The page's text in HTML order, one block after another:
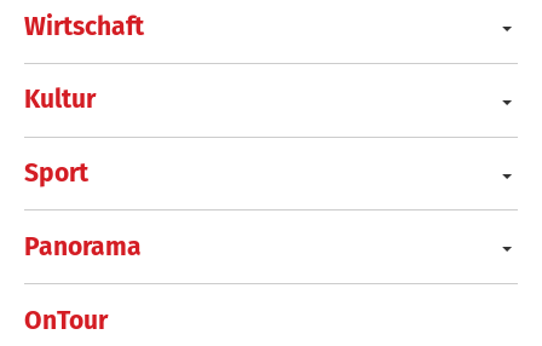
Wirtschaft
Kultur
Sport
Panorama
OnTour